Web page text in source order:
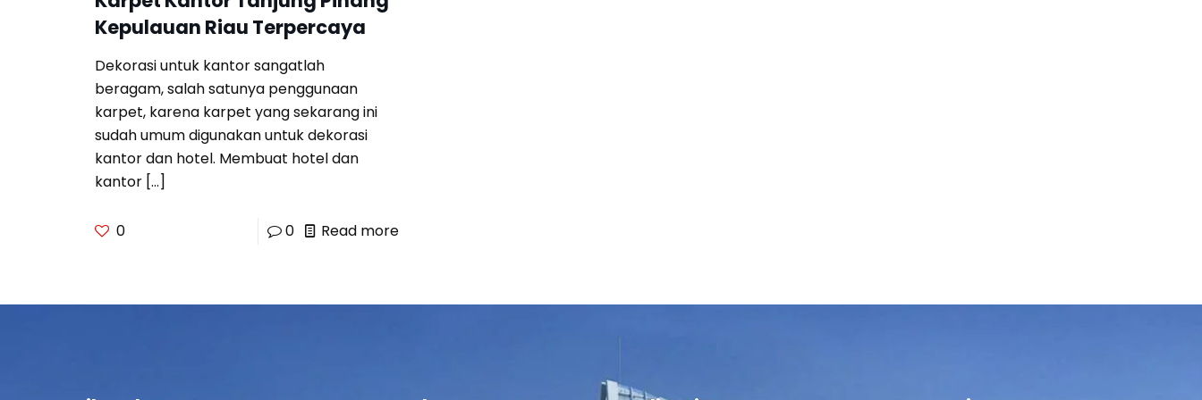
Kepulauan Riau Terpercaya
Dekorasi untuk kantor sangatlah
beragam, salah satunya penggunaan
karpet, karena karpet yang sekarang ini
sudah umum digunakan untuk dekorasi
kantor dan hotel. Membuat hotel dan
kantor[…]
0 0 Read more